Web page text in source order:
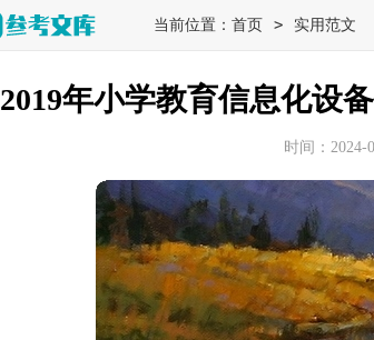
当前位置： 首页 > 实用范文
2019年小学教育信息化设
时间：2024-